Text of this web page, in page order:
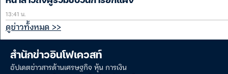
13:41 น.
ดูข่าวทั้งหมด >>
สำนักข่าวอินโฟเควสท์
อัปเดตข่าวสารด้านเศรษฐกิจ หุ้น การเงิน